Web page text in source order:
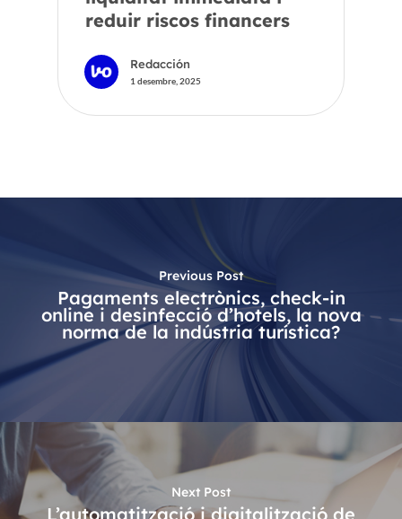
reduir riscos financers
Redacción
1 desembre, 2025
Previous Post
Pagaments electrònics, check-in
online i desinfecció d’hotels, la nova
norma de la indústria turística?
Next Post
L’automatització i digitalització de